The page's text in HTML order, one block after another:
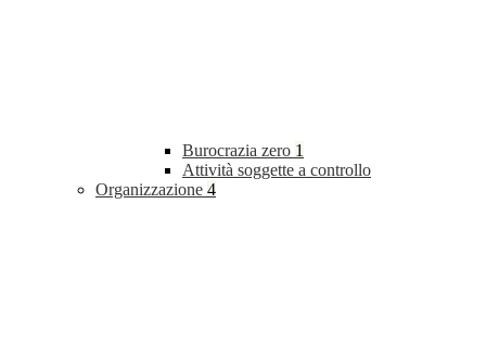
Burocrazia zero 1
Attività soggette a controllo
Organizzazione 4